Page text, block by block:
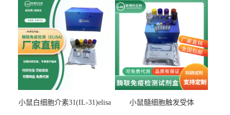
小鼠白细胞介素31(IL-31)elisa
小鼠髓细胞触发受体